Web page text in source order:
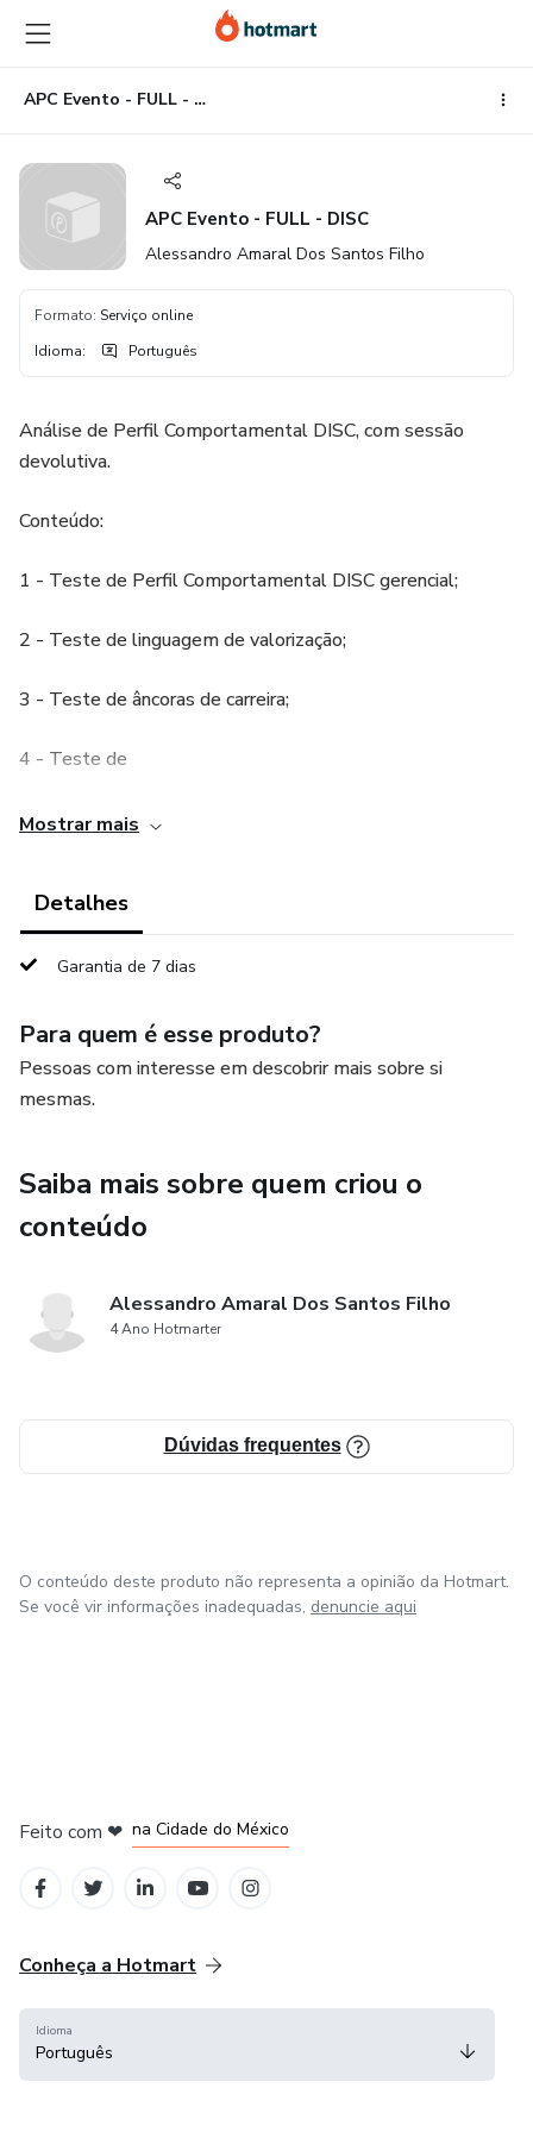
para
o
conteúdo
principal
para
o
pagamento
para
o
rodapé
APC Evento - FULL - DISC
APC Evento - FULL - DISC
Alessandro Amaral Dos Santos Filho
Formato: Serviço online
Idioma: Português
Análise de Perfil Comportamental DISC, com sessão
devolutiva.
Conteúdo:
1 - Teste de Perfil Comportamental DISC gerencial;
2 - Teste de linguagem de valorização;
3 - Teste de âncoras de carreira;
4 - Teste de
5 - Sessão de devolutiva;
7 - Mini-curso de perfis comportamentais:
principais características.
Mostrar mais
Detalhes
Garantia de 7 dias
Para quem é esse produto?
Pessoas com interesse em descobrir mais sobre si
mesmas.
Saiba mais sobre quem criou o
conteúdo
Alessandro Amaral Dos Santos Filho
4 Ano Hotmarter
Dúvidas frequentes
O conteúdo deste produto não representa a opinião da Hotmart.
Se você vir informações inadequadas, denuncie aqui
Feito com ❤ na Cidade do México
Conheça a Hotmart
Idioma
Português